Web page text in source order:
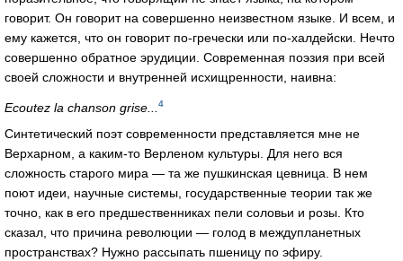
говорит. Он говорит на совершенно неизвестном языке. И всем, и
ему кажется, что он говорит по-гречески или по-халдейски. Нечто
совершенно обратное эрудиции. Современная поэзия при всей
своей сложности и внутренней исхищренности, наивна:
Ecoutez la chanson grise... 4
Синтетический поэт современности представляется мне не
Верхарном, а каким-то Верленом культуры. Для него вся
сложность старого мира — та же пушкинская цевница. В нем
поют идеи, научные системы, государственные теории так же
точно, как в его предшественниках пели соловьи и розы. Кто
сказал, что причина революции — голод в междупланетных
пространствах? Нужно рассыпать пшеницу по эфиру.